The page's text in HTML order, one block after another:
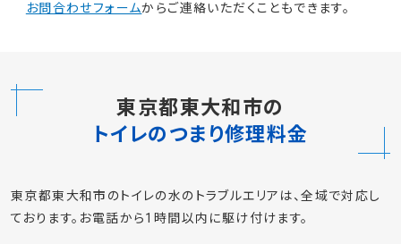
お問合わせフォームからご連絡いただくこともできます。
東京都東大和市の
トイレのつまり修理料金
東京都東大和市のトイレの水のトラブルエリアは、全域で対応し
ております。お電話から1時間以内に駆け付けます。